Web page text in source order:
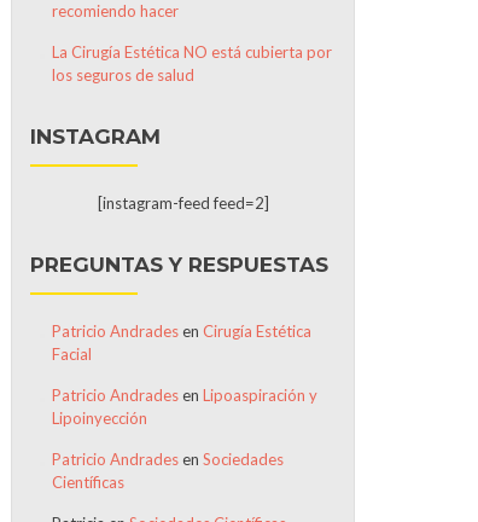
recomiendo hacer
La Cirugía Estética NO está cubierta por
los seguros de salud
INSTAGRAM
[instagram-feed feed=2]
PREGUNTAS Y RESPUESTAS
Patricio Andradesen Cirugía Estética
Facial
Patricio Andradesen Lipoaspiración y
Lipoinyección
Patricio Andradesen Sociedades
Científicas